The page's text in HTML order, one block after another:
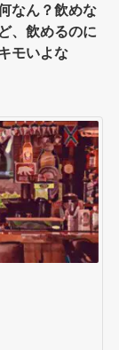
なん？飲めな
、飲めるのに
モいよな